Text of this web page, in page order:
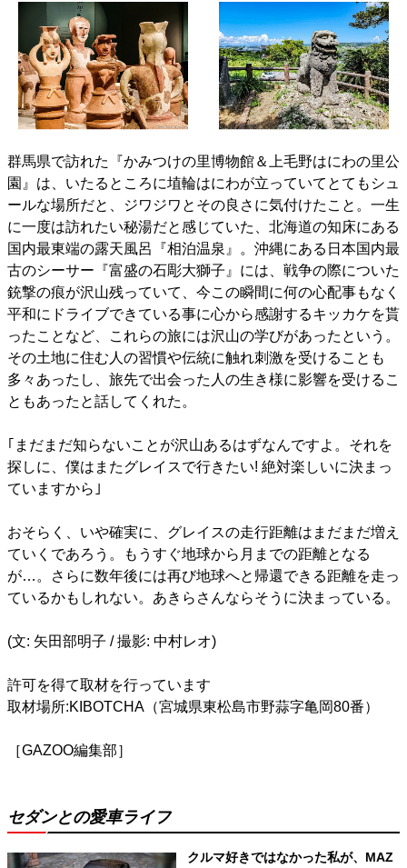
群馬県で訪れた『かみつけの里博物館＆上毛野はにわの里公
園』は、いたるところに埴輪はにわが立っていてとてもシュ
ールな場所だと、ジワジワとその良さに気付けたこと。一生
に一度は訪れたい秘湯だと感じていた、北海道の知床にある
国内最東端の露天風呂『相泊温泉』。沖縄にある日本国内最
古のシーサー『富盛の石彫大獅子』には、戦争の際についた
銃撃の痕が沢山残っていて、今この瞬間に何の心配事もなく
平和にドライブできている事に心から感謝するキッカケを貰
ったことなど、これらの旅には沢山の学びがあったという。
その土地に住む人の習慣や伝統に触れ刺激を受けることも
多々あったし、旅先で出会った人の生き様に影響を受けるこ
ともあったと話してくれた。
｢まだまだ知らないことが沢山あるはずなんですよ。それを
探しに、僕はまたグレイスで行きたい! 絶対楽しいに決まっ
ていますから｣
おそらく、いや確実に、グレイスの走行距離はまだまだ増え
ていくであろう。もうすぐ地球から月までの距離となる
が…。さらに数年後には再び地球へと帰還できる距離を走っ
ているかもしれない。あきらさんならそうに決まっている。
(文: 矢田部明子 / 撮影: 中村レオ)
許可を得て取材を行っています
取材場所:KIBOTCHA（宮城県東松島市野蒜字亀岡80番）
［GAZOO編集部］
セダンとの愛車ライフ
クルマ好きではなかった私が、MAZ